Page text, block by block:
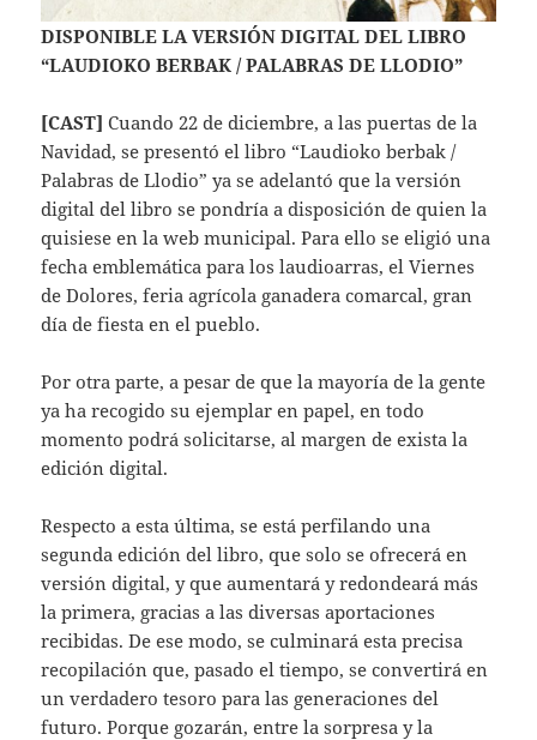
DISPONIBLE LA VERSIÓN DIGITAL DEL LIBRO
“LAUDIOKO BERBAK / PALABRAS DE LLODIO”
[CAST] Cuando 22 de diciembre, a las puertas de la
Navidad, se presentó el libro “Laudioko berbak /
Palabras de Llodio” ya se adelantó que la versión
digital del libro se pondría a disposición de quien la
quisiese en la web municipal. Para ello se eligió una
fecha emblemática para los laudioarras, el Viernes
de Dolores, feria agrícola ganadera comarcal, gran
día de fiesta en el pueblo.
Por otra parte, a pesar de que la mayoría de la gente
ya ha recogido su ejemplar en papel, en todo
momento podrá solicitarse, al margen de exista la
edición digital.
Respecto a esta última, se está perfilando una
segunda edición del libro, que solo se ofrecerá en
versión digital, y que aumentará y redondeará más
la primera, gracias a las diversas aportaciones
recibidas. De ese modo, se culminará esta precisa
recopilación que, pasado el tiempo, se convertirá en
un verdadero tesoro para las generaciones del
futuro. Porque gozarán, entre la sorpresa y la